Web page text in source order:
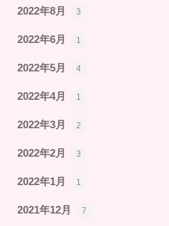
2022年8月 3
2022年6月 1
2022年5月 4
2022年4月 1
2022年3月 2
2022年2月 3
2022年1月 1
2021年12月 7